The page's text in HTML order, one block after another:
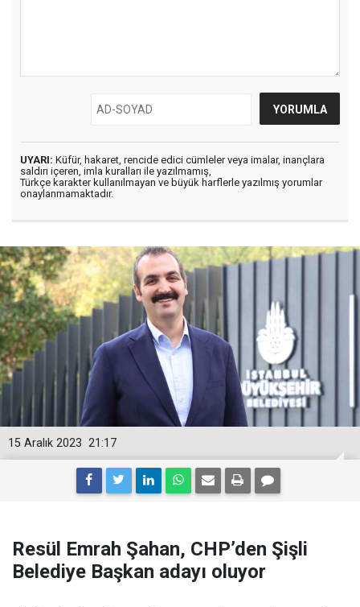
UYARI: Küfür, hakaret, rencide edici cümleler veya imalar, inançlara
saldırı içeren, imla kuralları ile yazılmamış,
Türkçe karakter kullanılmayan ve büyük harflerle yazılmış yorumlar
onaylanmamaktadır.
21:17
15 Aralık 2023
Resül Emrah Şahan, CHP’den Şişli
Belediye Başkan adayı oluyor